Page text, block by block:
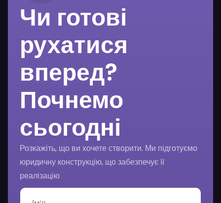
Чи готові
рухатися
вперед?
Почнемо
сьогодні
Розкажіть, що ви хочете створити. Ми підготуємо
юридичну конструкцію, що забезпечує її
реалізацію
І